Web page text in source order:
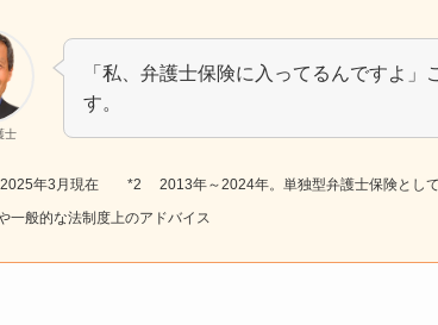
士
「私、弁護士保険に入ってるんですよ
す。
2025年3月現在 *2 2013年～2024年。単独型弁護士保険とし
一般的な法制度上のアドバイス